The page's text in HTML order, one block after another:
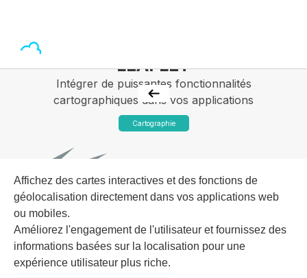
LEAFLET
Intégrer de puissantes fonctionnalités
cartographiques dans vos applications
Cartographie
Affichez des cartes interactives et des fonctions de
géolocalisation directement dans vos applications web
ou mobiles.
Améliorez l'engagement de l'utilisateur et fournissez des
informations basées sur la localisation pour une
expérience utilisateur plus riche.